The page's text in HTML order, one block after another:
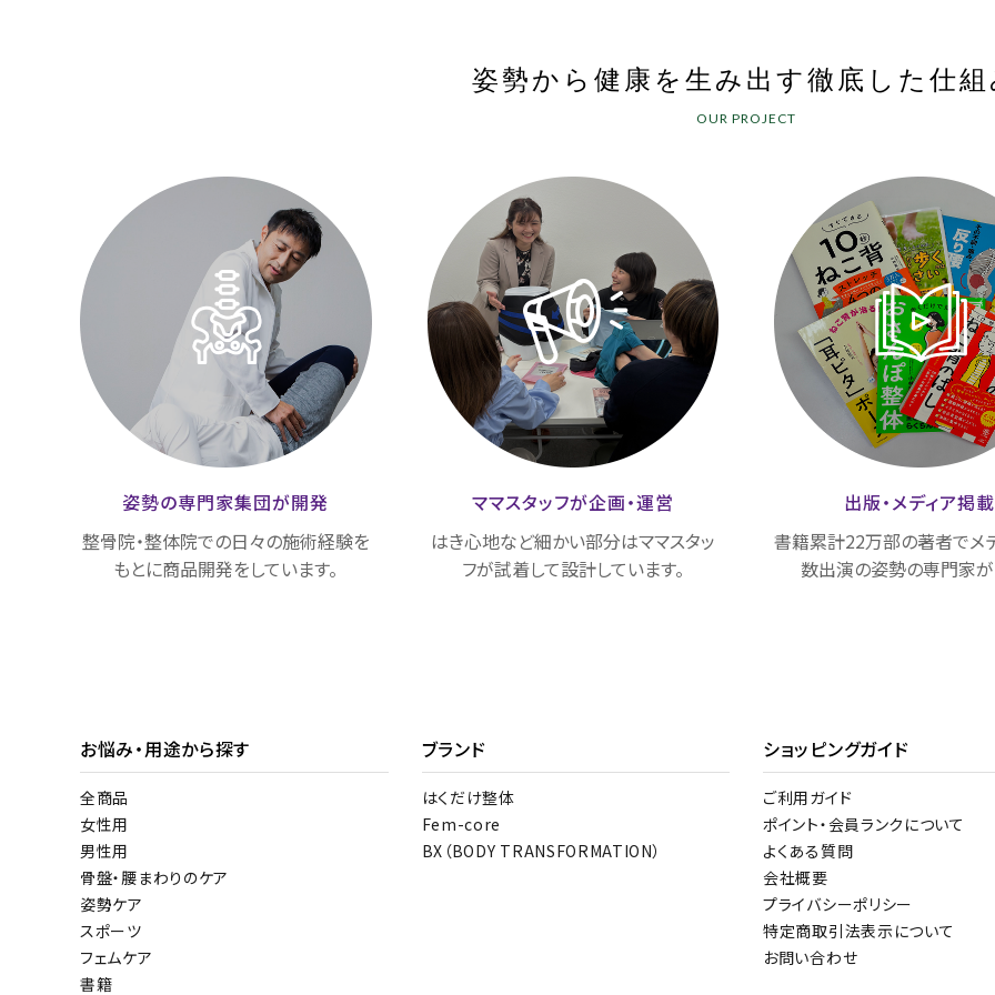
姿勢から健康を生み出す徹底した仕
OUR PROJECT
姿勢の専門家集団が開発
整骨院・整体院での日々の施術経験を
もとに商品開発をしています。
ママスタッフが企画・運営
はき心地など細かい部分はママスタッ
フが試着して設計しています。
出版・メディア掲載
書籍累計22万部の著者でメ
数出演の姿勢の専門家が
お悩み・用途から探す
全商品
女性用
男性用
骨盤・腰まわりのケア
姿勢ケア
スポーツ
フェムケア
書籍
ブランド
はくだけ整体
Fem-core
BX（BODY TRANSFORMATION）
ショッピングガイド
ご利用ガイド
ポイント・会員ランクについて
よくある質問
会社概要
プライバシーポリシー
特定商取引法表示について
お問い合わせ